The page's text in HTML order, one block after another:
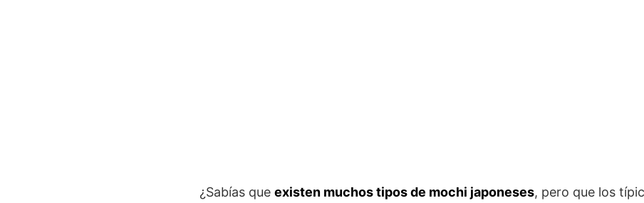
¿Sabías que existen muchos tipos de mochi japoneses, pero que los